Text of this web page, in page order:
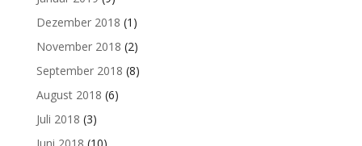
Dezember 2018 (1)
November 2018 (2)
September 2018 (8)
August 2018 (6)
Juli 2018 (3)